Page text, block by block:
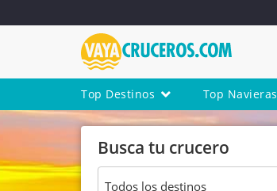
Top Destinos Top Navieras
Busca tu crucero